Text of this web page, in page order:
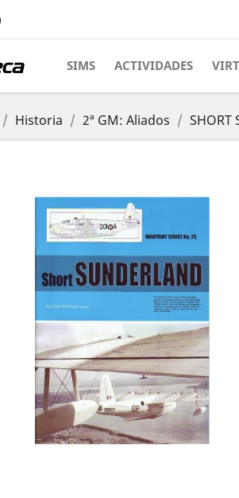
SIMS ACTIVIDADES
Historia 2ª GM: Aliados SHORT